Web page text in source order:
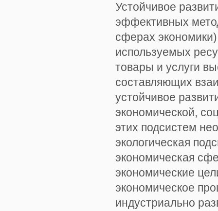
Устойчивое
эффективных
сферах
используемых
товары и услуги
составляющих
устойчивое
экономической,
этих подсистем
экологическая
экономическая
экономические
экономическое
индустриально